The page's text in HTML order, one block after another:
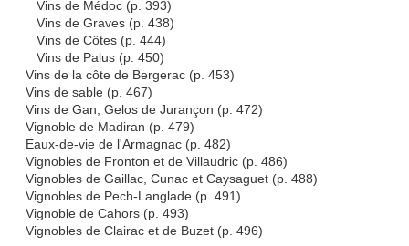
Vins de Médoc (p. 393)
Vins de Graves (p. 438)
Vins de Côtes (p. 444)
Vins de Palus (p. 450)
Vins de la côte de Bergerac (p. 453)
Vins de sable (p. 467)
Vins de Gan, Gelos de Jurançon (p. 472)
Vignoble de Madiran (p. 479)
Eaux-de-vie de l'Armagnac (p. 482)
Vignobles de Fronton et de Villaudric (p. 486)
Vignobles de Gaillac, Cunac et Caysaguet (p. 488)
Vignobles de Pech-Langlade (p. 491)
Vignoble de Cahors (p. 493)
Vignobles de Clairac et de Buzet (p. 496)